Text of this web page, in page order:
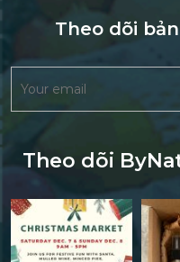
Theo dõi
Theo dõi